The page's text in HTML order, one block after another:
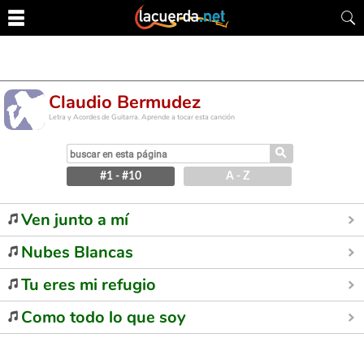
Claudio Bermudez
Letra y Acordes de Guitarra. Aprende a tocar esta canción
⚲
#1 - #10 A - Z
Ven junto a mí
Nubes Blancas
Tu eres mi refugio
Como todo lo que soy